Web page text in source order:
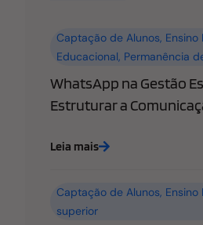
Captação de Alunos, Ensino
Educacional, Permanência
WhatsApp na Gestão
Estruturar a
Leia mais
Captação de Alunos, Ensino
superior